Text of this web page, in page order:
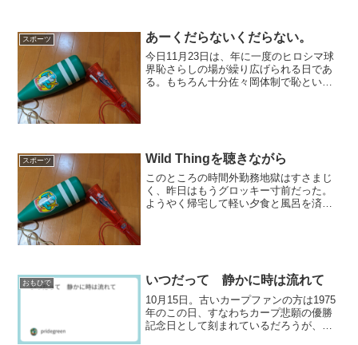
スポーツ あーくだらないくだらない。
今日11月23日は、年に一度のヒロシマ球
界恥さらしの場が繰り広げられる日であ
る。もちろん十分佐々岡体制で恥という
スポーツ Wild Thingを聴きながら
このところの時間外勤務地獄はすさまじ
く、昨日はもうグロッキー寸前だった。
ようやく帰宅して軽い夕食と風呂を済ま
おもひで いつだって 静かに時は流れて
10月15日。古いカープファンの方は1975
年のこの日、すなわちカープ悲願の優勝
記念日として刻まれているだろうが、私